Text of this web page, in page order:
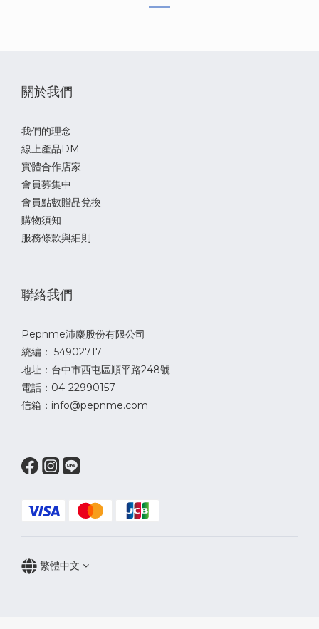
關於我們
我們的理念
線上產品DM
實體合作店家
會員募集中
會員點數贈品兌換
購物須知
服務條款與細則
聯絡我們
Pepnme沛麋股份有限公司
統編： 54902717
地址：台中市西屯區順平路248號
電話：04-22990157
信箱：info@pepnme.com
繁體中文